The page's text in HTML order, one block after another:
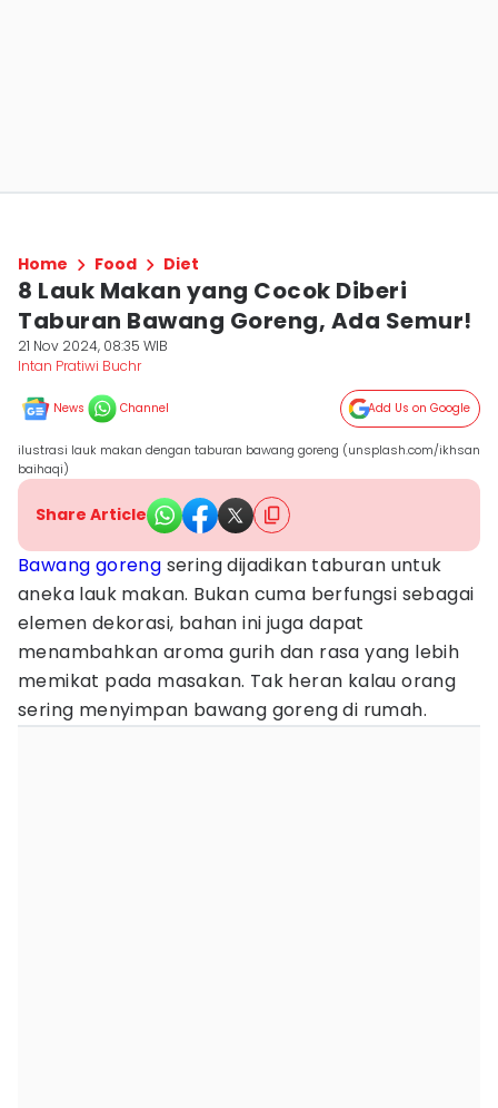
Home Food Diet
8 Lauk Makan yang Cocok Diberi
Taburan Bawang Goreng, Ada Semur!
21 Nov 2024, 08:35 WIB
Intan Pratiwi Buchr
News Channel Add Us on Google
ilustrasi lauk makan dengan taburan bawang goreng (unsplash.com/ikhsan
baihaqi)
Share Article
Bawang goreng sering dijadikan taburan untuk
aneka lauk makan. Bukan cuma berfungsi sebagai
elemen dekorasi, bahan ini juga dapat
menambahkan aroma gurih dan rasa yang lebih
memikat pada masakan. Tak heran kalau orang
sering menyimpan bawang goreng di rumah.